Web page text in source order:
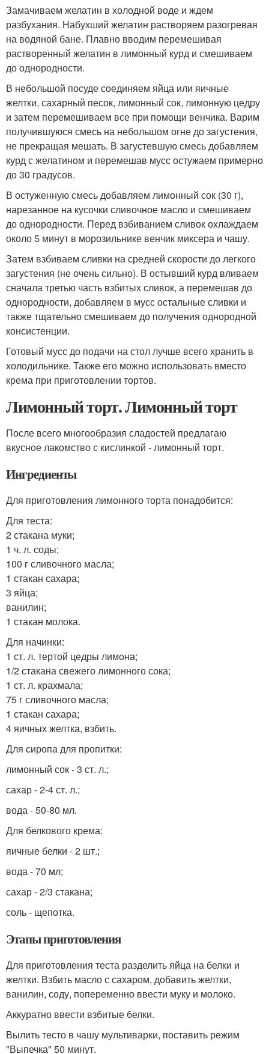
Замачиваем желатин в холодной воде и ждем
разбухания. Набухший желатин растворяем разогревая
на водяной бане. Плавно вводим перемешивая
растворенный желатин в лимонный курд и смешиваем
до однородности.
В небольшой посуде соединяем яйца или яичные
желтки, сахарный песок, лимонный сок, лимонную цедру
и затем перемешиваем все при помощи венчика. Варим
получившуюся смесь на небольшом огне до загустения,
не прекращая мешать. В загустевшую смесь добавляем
курд с желатином и перемешав мусс остужаем примерно
до 30 градусов.
В остуженную смесь добавляем лимонный сок (30 г),
нарезанное на кусочки сливочное масло и смешиваем
до однородности. Перед взбиванием сливок охлаждаем
около 5 минут в морозильнике венчик миксера и чашу.
Затем взбиваем сливки на средней скорости до легкого
загустения (не очень сильно). В остывший курд вливаем
сначала третью часть взбитых сливок, а перемешав до
однородности, добавляем в мусс остальные сливки и
также тщательно смешиваем до получения однородной
консистенции.
Готовый мусс до подачи на стол лучше всего хранить в
холодильнике. Также его можно использовать вместо
крема при приготовлении тортов.
Лимонный торт. Лимонный торт
После всего многообразия сладостей предлагаю
вкусное лакомство с кислинкой - лимонный торт.
Ингредиенты
Для приготовления лимонного торта понадобится:
Для теста:
2 стакана муки;
1 ч. л. соды;
100 г сливочного масла;
1 стакан сахара;
3 яйца;
ванилин;
1 стакан молока.
Для начинки:
1 ст. л. тертой цедры лимона;
1/2 стакана свежего лимонного сока;
1 ст. л. крахмала;
75 г сливочного масла;
1 стакан сахара;
4 яичных желтка, взбить.
Для сиропа для пропитки:
лимонный сок - 3 ст. л.;
сахар - 2-4 ст. л.;
вода - 50-80 мл.
Для белкового крема:
яичные белки - 2 шт.;
вода - 70 мл;
сахар - 2/3 стакана;
соль - щепотка.
Этапы приготовления
Для приготовления теста разделить яйца на белки и
желтки. Взбить масло с сахаром, добавить желтки,
ванилин, соду, попеременно ввести муку и молоко.
Аккуратно ввести взбитые белки.
Вылить тесто в чашу мультиварки, поставить режим
"Выпечка" 50 минут.